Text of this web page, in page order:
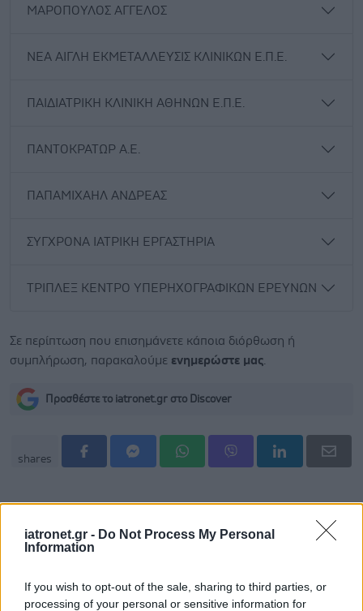
iatronet.gr - Do Not Process My Personal
Information
If you wish to opt-out of the sale, sharing to third parties, or
processing of your personal or sensitive information for
ΜΑΡΟΠΟΥΛΟΣ ΑΓΓΕΛΟΣ
ΝΕΑ ΑΙΓΛΗ ΕΚΜΕΤΑΛΛΕΥΣΙΣ ΚΛΙΝΙΚΩΝ Ε.Π.Ε.
ΠΑΙΔΙΑΤΡΙΚΗ ΚΛΙΝΙΚΗ ΑΘΗΝΩΝ Ε.Π.Ε.
ΠΑΝΤΟΚΡΑΤΩΡ Α.Ε.
ΠΑΠΑΜΙΧΑΗΛ ΑΝΔΡΕΑΣ
ΣΥΓΧΡΟΝΑ ΙΑΤΡΙΚΗ ΕΡΓΑΣΤΗΡΙΑ
ΤΡΙΠΛΕΞ ΚΕΝΤΡΟ ΥΠΕΡΗΧΟΓΡΑΦΙΚΩΝ ΕΡΕΥΝΩΝ
Σε περίπτωση που επισημάνετε κάποια διόρθωση ή
συμπλήρωση, παρακαλούμε ενημερώστε μας
Προσθέστε το iatronet.gr στο Discover
shares